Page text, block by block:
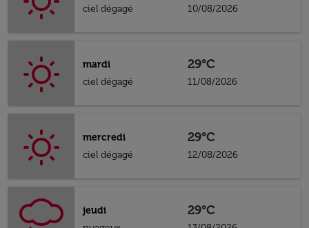
ciel dégagé
10/08/2026
mardi
ciel dégagé
29°C
11/08/2026
mercredi
ciel dégagé
29°C
12/08/2026
jeudi
29°C